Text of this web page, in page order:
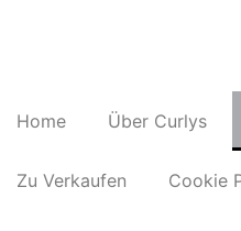
Home Über Curlys
Zu Verkaufen Cookie